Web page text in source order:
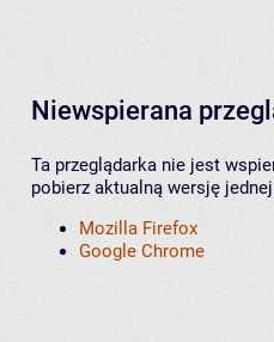
Niewspierana
Ta przeglądarka nie jest
pobierz aktualną wersję
Mozilla Firefox
Google Chrome